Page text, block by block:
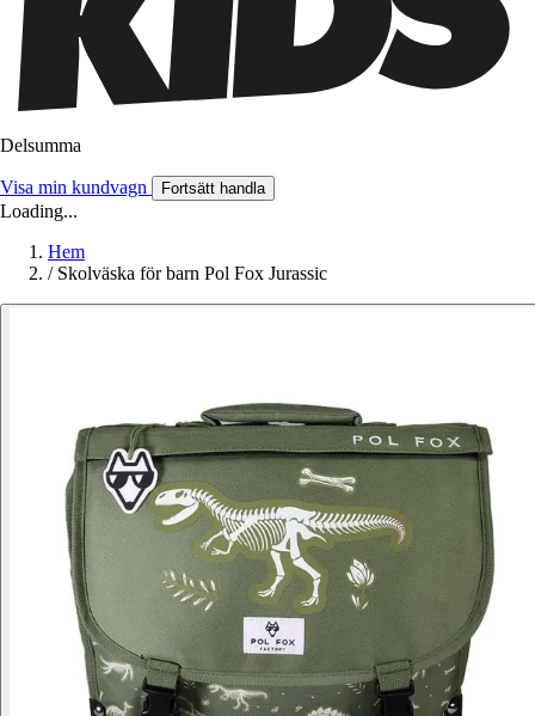
Delsumma
Visa min kundvagn Fortsätt handla
Loading...
Hem
/ Skolväska för barn Pol Fox Jurassic